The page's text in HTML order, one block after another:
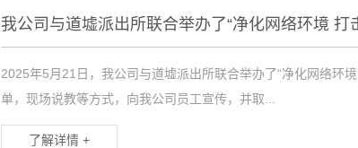
2025年5月21日，我公司与道墟派出所联合举办了“净化网络环
单，现场说教等方式，向我公司员工宣传，并取...
了解详情 +